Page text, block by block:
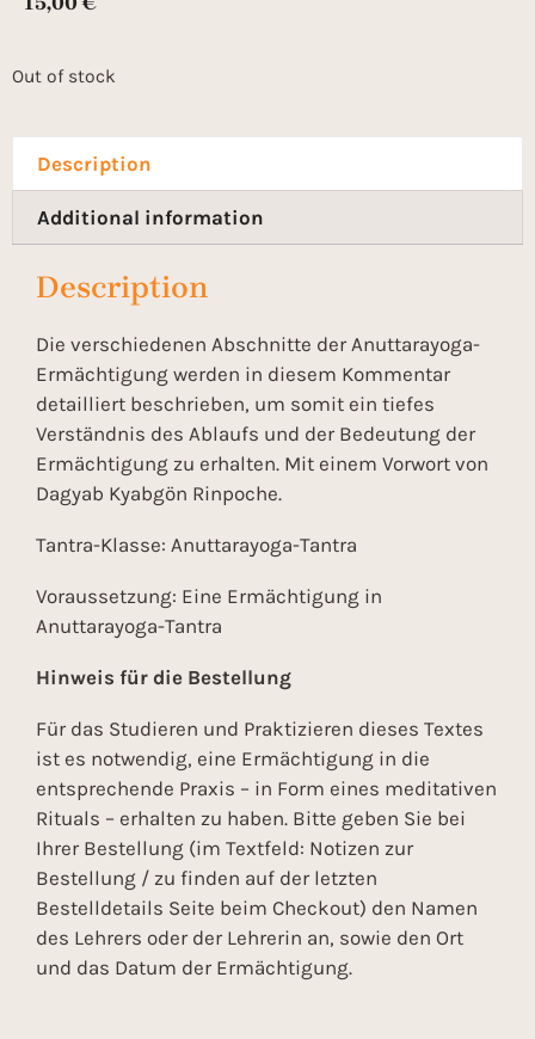
Out of stock
Description
Additional information
Description
Die verschiedenen Abschnitte der Anuttarayoga-
Ermächtigung werden in diesem Kommentar
detailliert beschrieben, um somit ein tiefes
Verständnis des Ablaufs und der Bedeutung der
Ermächtigung zu erhalten. Mit einem Vorwort von
Dagyab Kyabgön Rinpoche.
Tantra-Klasse: Anuttarayoga-Tantra
Voraussetzung: Eine Ermächtigung in
Anuttarayoga-Tantra
Hinweis für die Bestellung
Für das Studieren und Praktizieren dieses Textes
ist es notwendig, eine Ermächtigung in die
entsprechende Praxis – in Form eines meditativen
Rituals – erhalten zu haben. Bitte geben Sie bei
Ihrer Bestellung (im Textfeld: Notizen zur
Bestellung / zu finden auf der letzten
Bestelldetails Seite beim Checkout) den Namen
des Lehrers oder der Lehrerin an, sowie den Ort
und das Datum der Ermächtigung.